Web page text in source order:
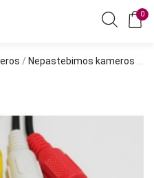
0
/ Nepastebimos kameros